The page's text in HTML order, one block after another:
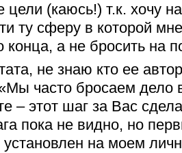
цели (каюсь!) т.к. хочу
ту сферу в которой
конца, а не бросить на
не знаю кто ее
часто бросаем дело
– этот шаг за Вас
пока не видно, но
на моем